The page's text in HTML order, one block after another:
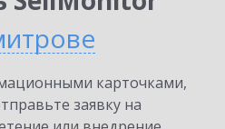
карточками,
заявку на